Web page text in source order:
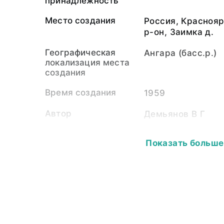
Место создания
Россия,
р-он, Заимка д.
Географическая
локализация места
создания
Ангара (басс.р.)
Время создания 1959
Автор Демьянов В Г
экспедиции
Показать больше